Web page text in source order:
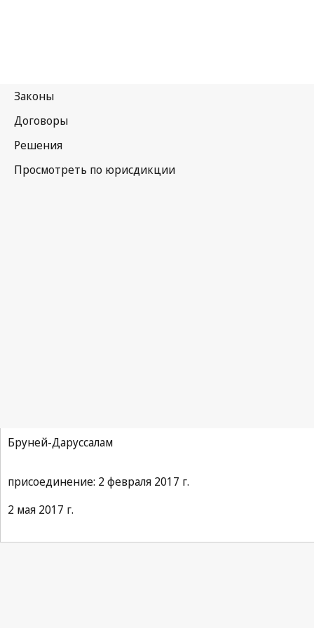
Бруней-Даруссалам
присоединение: 2 февраля 2017 г.
2 мая 2017 г.